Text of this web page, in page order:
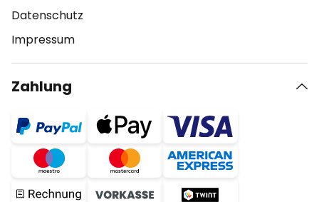
Datenschutz
Impressum
Zahlung